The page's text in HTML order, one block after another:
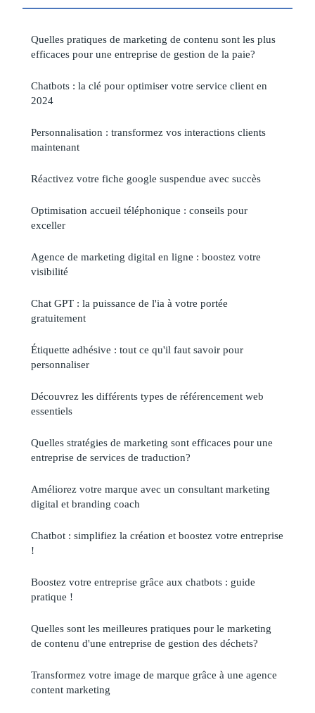
Quelles pratiques de marketing de contenu sont les plus
efficaces pour une entreprise de gestion de la paie?
Chatbots : la clé pour optimiser votre service client en
2024
Personnalisation : transformez vos interactions clients
maintenant
Réactivez votre fiche google suspendue avec succès
Optimisation accueil téléphonique : conseils pour
exceller
Agence de marketing digital en ligne : boostez votre
visibilité
Chat GPT : la puissance de l'ia à votre portée
gratuitement
Étiquette adhésive : tout ce qu'il faut savoir pour
personnaliser
Découvrez les différents types de référencement web
essentiels
Quelles stratégies de marketing sont efficaces pour une
entreprise de services de traduction?
Améliorez votre marque avec un consultant marketing
digital et branding coach
Chatbot : simplifiez la création et boostez votre entreprise
!
Boostez votre entreprise grâce aux chatbots : guide
pratique !
Quelles sont les meilleures pratiques pour le marketing
de contenu d'une entreprise de gestion des déchets?
Transformez votre image de marque grâce à une agence
content marketing